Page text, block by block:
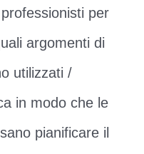
per
argomenti di
utilizzati /
in modo che le
pianificare il